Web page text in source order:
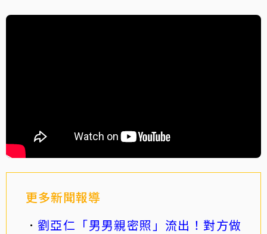
更多新聞報導
劉亞仁「男男親密照」流出！對方做